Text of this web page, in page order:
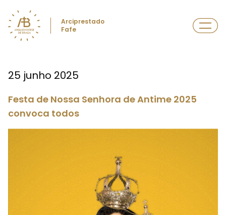
Arciprestado
Fafe
25 junho 2025
Festa de Nossa Senhora de Antime 2025
convoca todos